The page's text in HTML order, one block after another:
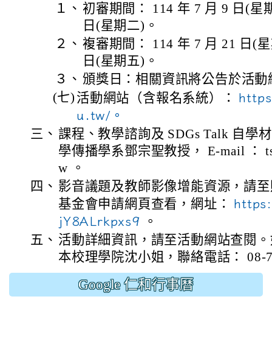
１、 初審期間： 114 年 7 月 9 日(星
日(星期二)。
２、 複審期間： 114 年 7 月 21 日(
日(星期五)。
３、 頒獎日：相關資訊將公告於活動
(七) 活動網站（含報名系統）：
u.tw/。
三、 課程、教學諮詢及 SDGs Talk 自學
學傳播學系鄧宗聖教授， E-mail ：
w 。
四、 影音議題及教師影像增能資源，請
基金會申請網頁查看，網址：
jY8ALrkpxs9
。
五、 活動詳細資訊，請至活動網站查閱
本校理學院沈小姐，聯絡電話： 08-
Google 仁和行事曆